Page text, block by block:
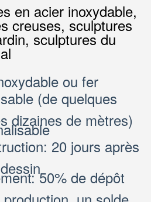
en acier inoxydable,
creuses, sculptures
sculptures du
ou fer
(de quelques
dizaines de mètres)
20 jours après
50% de dépôt
production, un solde